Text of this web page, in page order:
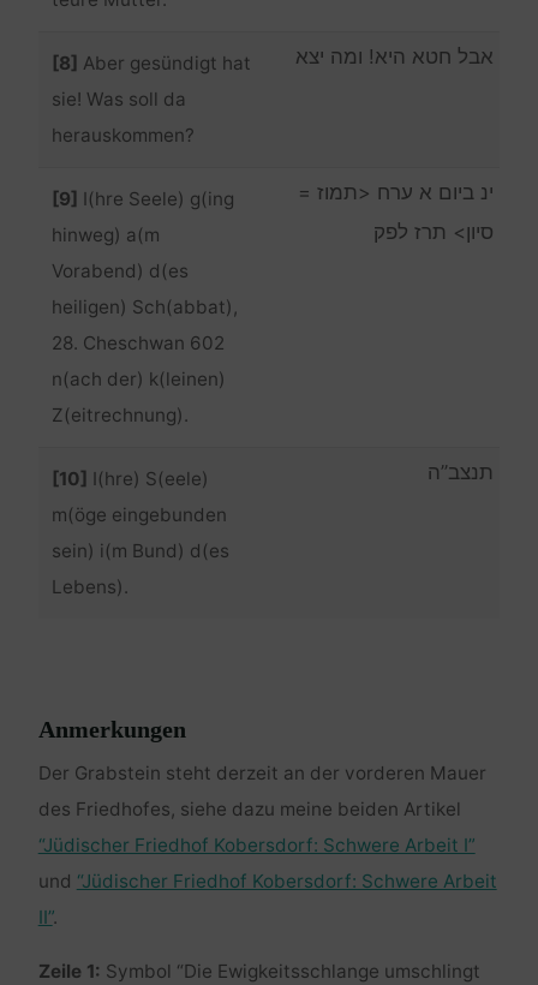
[8] Aber gesündigt hat
sie! Was soll da
herauskommen?
אבל חטא היא! ומה יצא
[9] I(hre Seele) g(ing
hinweg) a(m
Vorabend) d(es
heiligen) Sch(abbat),
28. Cheschwan 602
n(ach der) k(leinen)
Z(eitrechnung).
ינ ביום א ערח <תמוז =
סיון> תרז לפק
[10] I(hre) S(eele)
m(öge eingebunden
sein) i(m Bund) d(es
Lebens).
תנצב”ה
Anmerkungen
Der Grabstein steht derzeit an der vorderen Mauer
des Friedhofes, siehe dazu meine beiden Artikel
“Jüdischer Friedhof Kobersdorf: Schwere Arbeit I”
und “Jüdischer Friedhof Kobersdorf: Schwere Arbeit
II”.
Zeile 1: Symbol “Die Ewigkeitsschlange umschlingt